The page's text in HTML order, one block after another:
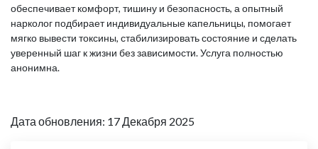
обеспечивает комфорт, тишину и безопасность, а опытный
нарколог подбирает индивидуальные капельницы, помогает
мягко вывести токсины, стабилизировать состояние и сделать
уверенный шаг к жизни без зависимости. Услуга полностью
анонимна.
Дата обновления: 17 Декабря 2025